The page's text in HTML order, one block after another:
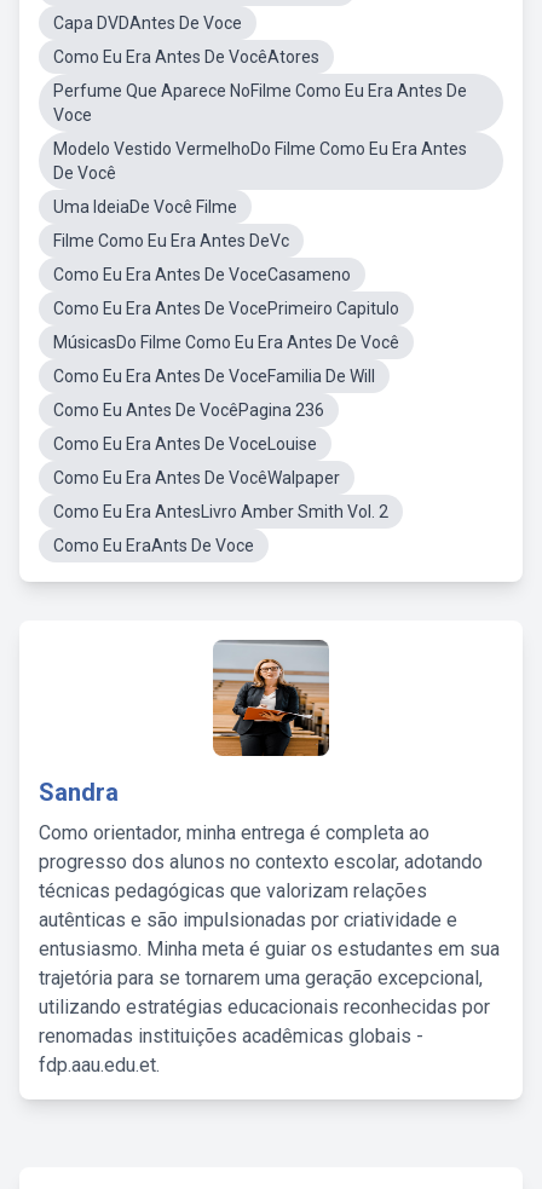
Capa DVDAntes De Voce
Como Eu Era Antes De VocêAtores
Perfume Que Aparece NoFilme Como Eu Era Antes De
Voce
Modelo Vestido VermelhoDo Filme Como Eu Era Antes
De Você
Uma IdeiaDe Você Filme
Filme Como Eu Era Antes DeVc
Como Eu Era Antes De VoceCasameno
Como Eu Era Antes De VocePrimeiro Capitulo
MúsicasDo Filme Como Eu Era Antes De Você
Como Eu Era Antes De VoceFamilia De Will
Como Eu Antes De VocêPagina 236
Como Eu Era Antes De VoceLouise
Como Eu Era Antes De VocêWalpaper
Como Eu Era AntesLivro Amber Smith Vol. 2
Como Eu EraAnts De Voce
Sandra
Como orientador, minha entrega é completa ao
progresso dos alunos no contexto escolar, adotando
técnicas pedagógicas que valorizam relações
autênticas e são impulsionadas por criatividade e
entusiasmo. Minha meta é guiar os estudantes em sua
trajetória para se tornarem uma geração excepcional,
utilizando estratégias educacionais reconhecidas por
renomadas instituições acadêmicas globais -
fdp.aau.edu.et.